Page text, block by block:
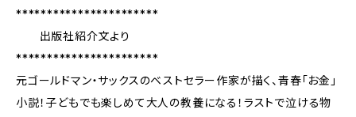
***********************
出版社紹介文より
***********************
元ゴールドマン・サックスのベストセラー作家が描く、青春「お金」
小説！子どもでも楽しめて大人の教養になる！ラストで泣ける物